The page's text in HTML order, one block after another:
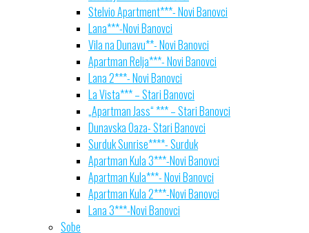
Stelvio Apartment***- Novi Banovci
Lana***-Novi Banovci
Vila na Dunavu**- Novi Banovci
Apartman Relja***- Novi Banovci
Lana 2***- Novi Banovci
La Vista*** – Stari Banovci
„Apartman Jass“ *** – Stari Banovci
Dunavska Oaza- Stari Banovci
Surduk Sunrise****- Surduk
Apartman Kula 3***-Novi Banovci
Apartman Kula***- Novi Banovci
Apartman Kula 2***-Novi Banovci
Lana 3***-Novi Banovci
Sobe